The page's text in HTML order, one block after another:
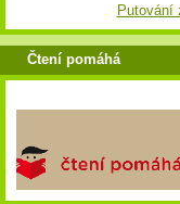
Putování
Čtení pomáhá